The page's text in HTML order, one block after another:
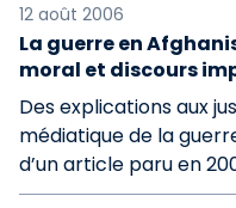
12 août 2006
La guerre en
moral et discours
Des explications aux
médiatique de la
d’un article paru en